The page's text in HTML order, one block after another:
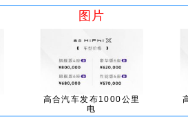
图片
高合汽车发布1000公里
电